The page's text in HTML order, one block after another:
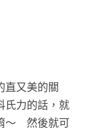
直又美的關
氏力的話，就
～　然後就可